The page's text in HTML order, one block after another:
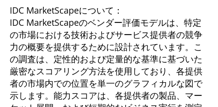
IDC MarketScapeについて：
IDC MarketScapeのベンダー評価モデルは、特定
の市場における技術およびサービス提供者の競争
力の概要を提供するために設計されています。こ
の調査は、定性的および定量的な基準に基づいた
厳密なスコアリング方法を使用しており、各提供
者の市場内での位置を単一のグラフィカルな図で
示します。能力スコアは、各提供者の製品、マー